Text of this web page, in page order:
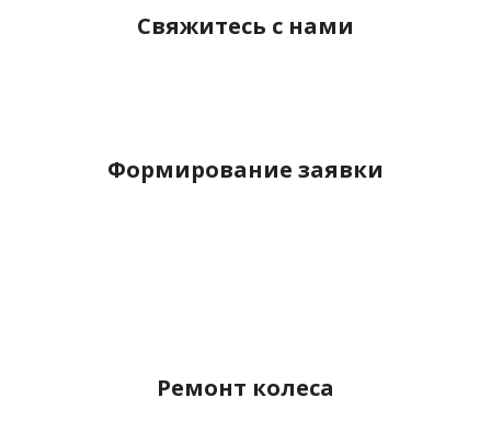
Свяжитесь с нами
Формирование заявки
Ремонт колеса